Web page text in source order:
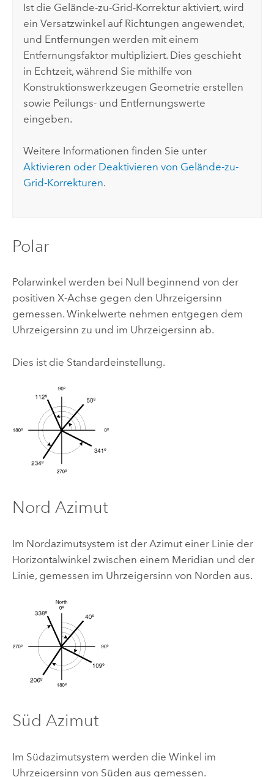
Ist die Gelände-zu-Grid-Korrektur aktiviert, wird
ein Versatzwinkel auf Richtungen angewendet,
und Entfernungen werden mit einem
Entfernungsfaktor multipliziert. Dies geschieht
in Echtzeit, während Sie mithilfe von
Konstruktionswerkzeugen Geometrie erstellen
sowie Peilungs- und Entfernungswerte
eingeben.
Weitere Informationen finden Sie unter
Aktivieren oder Deaktivieren von Gelände-zu-
Grid-Korrekturen.
Polar
Polarwinkel werden bei Null beginnend von der
positiven X-Achse gegen den Uhrzeigersinn
gemessen. Winkelwerte nehmen entgegen dem
Uhrzeigersinn zu und im Uhrzeigersinn ab.
Dies ist die Standardeinstellung.
Nord Azimut
Im Nordazimutsystem ist der Azimut einer Linie der
Horizontalwinkel zwischen einem Meridian und der
Linie, gemessen im Uhrzeigersinn von Norden aus.
Süd Azimut
Im Südazimutsystem werden die Winkel im
Uhrzeigersinn von Süden aus gemessen.